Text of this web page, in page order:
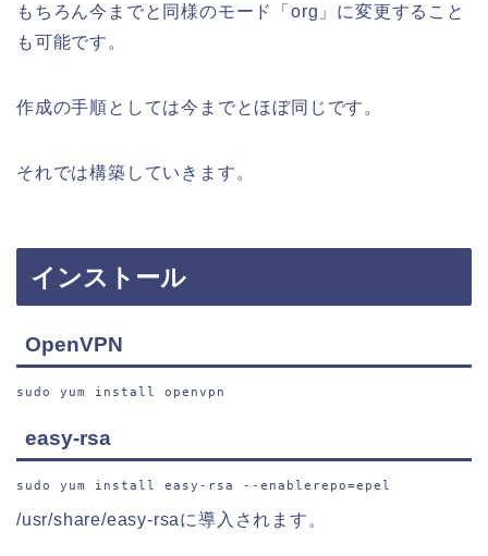
もちろん今までと同様のモード「org」に変更すること
も可能です。
作成の手順としては今までとほぼ同じです。
それでは構築していきます。
インストール
OpenVPN
sudo yum install openvpn
easy-rsa
sudo yum install easy-rsa --enablerepo=epel
/usr/share/easy-rsaに導入されます。